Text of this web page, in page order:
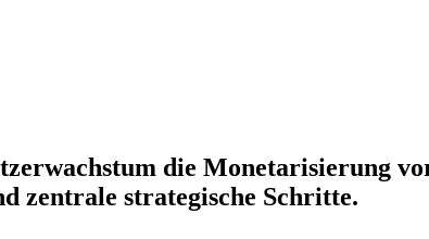
die Monetarisierung
zentrale strategische Schritte.